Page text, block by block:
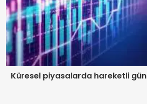
Küresel piyasalarda hareketli gün